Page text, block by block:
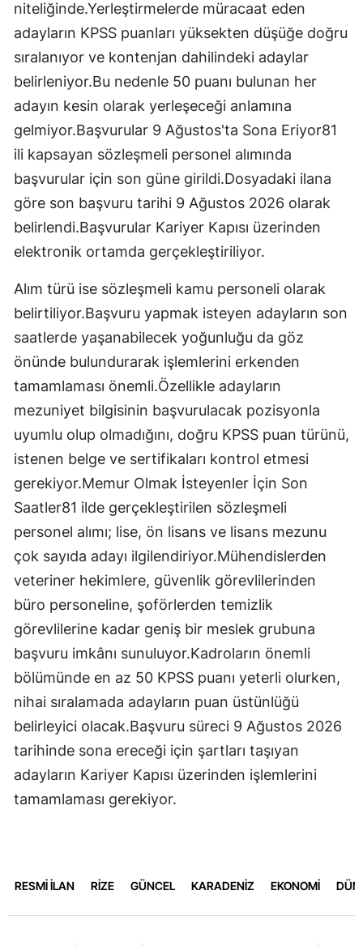
niteliğinde.Yerleştirmelerde müracaat eden
adayların KPSS puanları yüksekten düşüğe doğru
sıralanıyor ve kontenjan dahilindeki adaylar
belirleniyor.Bu nedenle 50 puanı bulunan her
adayın kesin olarak yerleşeceği anlamına
gelmiyor.Başvurular 9 Ağustos'ta Sona Eriyor81
ili kapsayan sözleşmeli personel alımında
başvurular için son güne girildi.Dosyadaki ilana
göre son başvuru tarihi 9 Ağustos 2026 olarak
belirlendi.Başvurular Kariyer Kapısı üzerinden
elektronik ortamda gerçekleştiriliyor.
Alım türü ise sözleşmeli kamu personeli olarak
belirtiliyor.Başvuru yapmak isteyen adayların son
saatlerde yaşanabilecek yoğunluğu da göz
önünde bulundurarak işlemlerini erkenden
tamamlaması önemli.Özellikle adayların
mezuniyet bilgisinin başvurulacak pozisyonla
uyumlu olup olmadığını, doğru KPSS puan türünü,
istenen belge ve sertifikaları kontrol etmesi
gerekiyor.Memur Olmak İsteyenler İçin Son
Saatler81 ilde gerçekleştirilen sözleşmeli
personel alımı; lise, ön lisans ve lisans mezunu
çok sayıda adayı ilgilendiriyor.Mühendislerden
veteriner hekimlere, güvenlik görevlilerinden
büro personeline, şoförlerden temizlik
görevlilerine kadar geniş bir meslek grubuna
başvuru imkânı sunuluyor.Kadroların önemli
bölümünde en az 50 KPSS puanı yeterli olurken,
nihai sıralamada adayların puan üstünlüğü
belirleyici olacak.Başvuru süreci 9 Ağustos 2026
tarihinde sona ereceği için şartları taşıyan
adayların Kariyer Kapısı üzerinden işlemlerini
tamamlaması gerekiyor.
RESMİ İLAN RİZE GÜNCEL KARADENİZ EKONOMİ